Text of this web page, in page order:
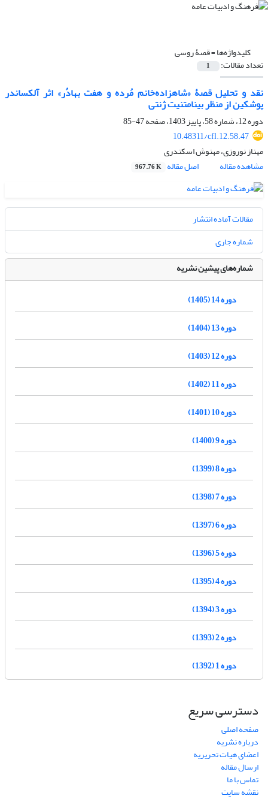
کلیدواژه‌ها =قصۀ روسی
تعداد مقالات: 1
نقد و تحلیل قصۀ «شاهزاده‌خانم مُرده و هفت بهادُر» اثر آلکساندر
پوشکین از منظر بینامتنیت ژنتی
دوره 12، شماره 58، پاییز 1403، صفحه
47-85
10.48311/cfl.12.58.47
مهناز نوروزی، مهنوش اسکندری
مشاهده مقاله
اصل مقاله 967.76 K
مقالات آماده انتشار
شماره جاری
شماره‌های پیشین نشریه
دوره 14 (1405)
دوره 13 (1404)
دوره 12 (1403)
دوره 11 (1402)
دوره 10 (1401)
دوره 9 (1400)
دوره 8 (1399)
دوره 7 (1398)
دوره 6 (1397)
دوره 5 (1396)
دوره 4 (1395)
دوره 3 (1394)
دوره 2 (1393)
دوره 1 (1392)
دسترسی سریع
صفحه اصلی
درباره نشریه
اعضای هیات تحریریه
ارسال مقاله
تماس با ما
نقشه سایت